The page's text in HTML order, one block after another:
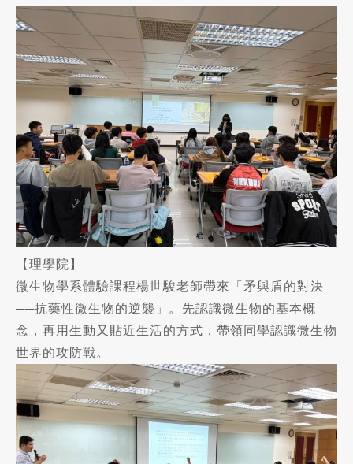
【理學院】
微生物學系體驗課程楊世駿老師帶來「矛與盾的對決
──抗藥性微生物的逆襲」。先認識微生物的基本概
念，再用生動又貼近生活的方式，帶領同學認識微生物
世界的攻防戰。